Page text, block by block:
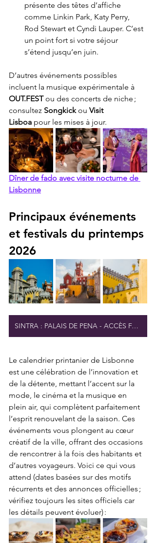
présente des têtes d’affiche
comme Linkin Park, Katy Perry,
Rod Stewart et Cyndi Lauper. C’est
un point fort si votre séjour
s’étend jusqu’en juin.
D’autres événements possibles
incluent la musique expérimentale à
OUT.FEST ou des concerts de niche ;
consultez Songkick ou Visit
Lisboa pour les mises à jour.
Dîner de fado avec visite nocturne de
Lisbonne
Principaux événements
et festivals du printemps
2026
SINTRA : PALAIS DE PENA - ACCÈS FACILE
Le calendrier printanier de Lisbonne
est une célébration de l’innovation et
de la détente, mettant l’accent sur la
mode, le cinéma et la musique en
plein air, qui complètent parfaitement
l’esprit renouvelant de la saison. Ces
événements vous plongent au cœur
créatif de la ville, offrant des occasions
de rencontrer à la fois des habitants et
d’autres voyageurs. Voici ce qui vous
attend (dates basées sur des motifs
récurrents et des annonces officielles ;
vérifiez toujours les sites officiels car
les détails peuvent évoluer) :